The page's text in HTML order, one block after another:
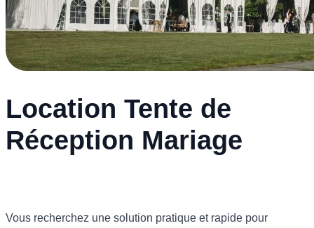
Location Tente de
Réception Mariage
Vous recherchez une solution pratique et rapide pour